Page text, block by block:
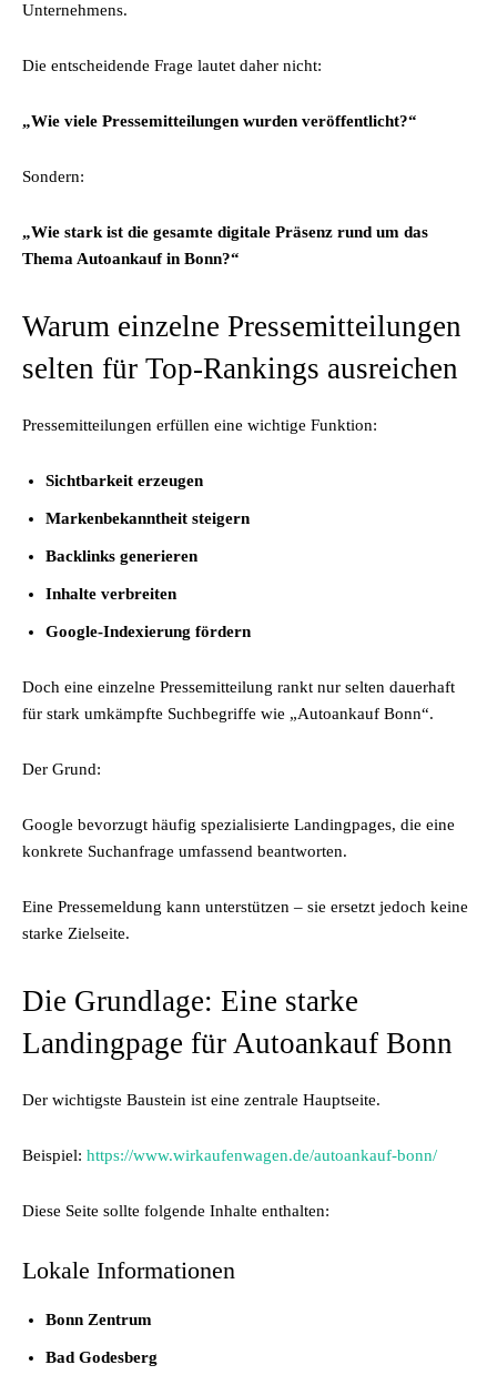
Unternehmens.
Die entscheidende Frage lautet daher nicht:
„Wie viele Pressemitteilungen wurden veröffentlicht?“
Sondern:
„Wie stark ist die gesamte digitale Präsenz rund um das
Thema Autoankauf in Bonn?“
Warum einzelne Pressemitteilungen
selten für Top-Rankings ausreichen
Pressemitteilungen erfüllen eine wichtige Funktion:
Sichtbarkeit erzeugen
Markenbekanntheit steigern
Backlinks generieren
Inhalte verbreiten
Google-Indexierung fördern
Doch eine einzelne Pressemitteilung rankt nur selten dauerhaft
für stark umkämpfte Suchbegriffe wie „Autoankauf Bonn“.
Der Grund:
Google bevorzugt häufig spezialisierte Landingpages, die eine
konkrete Suchanfrage umfassend beantworten.
Eine Pressemeldung kann unterstützen – sie ersetzt jedoch keine
starke Zielseite.
Die Grundlage: Eine starke
Landingpage für Autoankauf Bonn
Der wichtigste Baustein ist eine zentrale Hauptseite.
Beispiel: https://www.wirkaufenwagen.de/autoankauf-bonn/
Diese Seite sollte folgende Inhalte enthalten:
Lokale Informationen
Bonn Zentrum
Bad Godesberg